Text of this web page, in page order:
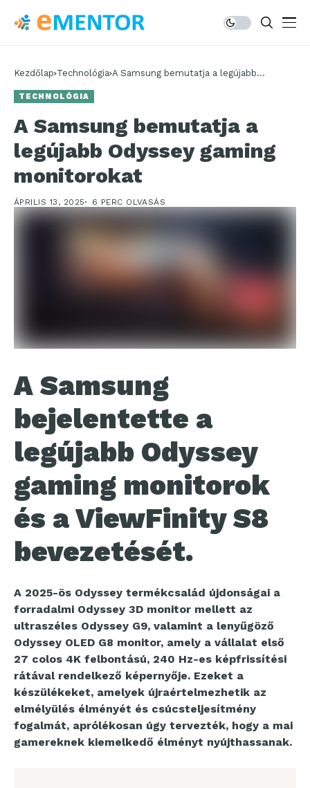
Kezdőlap Technológia A Samsung bemutatja a legújabb
TECHNOLÓGIA
A Samsung bemutatja a
legújabb Odyssey gaming
monitorokat
ÁPRILIS 13, 2025 6 PERC OLVASÁS
A Samsung
bejelentette a
legújabb Odyssey
gaming monitorok
és a ViewFinity S8
bevezetését.
A 2025-ös Odyssey termékcsalád újdonságai a
forradalmi Odyssey 3D monitor mellett az
ultraszéles Odyssey G9, valamint a lenyűgöző
Odyssey OLED G8 monitor, amely a vállalat első
27 colos 4K felbontású, 240 Hz-es képfrissítési
rátával rendelkező képernyője. Ezeket a
készülékeket, amelyek újraértelmezhetik az
elmélyülés élményét és csúcsteljesítmény
fogalmát, aprólékosan úgy tervezték, hogy a mai
gamereknek kiemelkedő élményt nyújthassanak.